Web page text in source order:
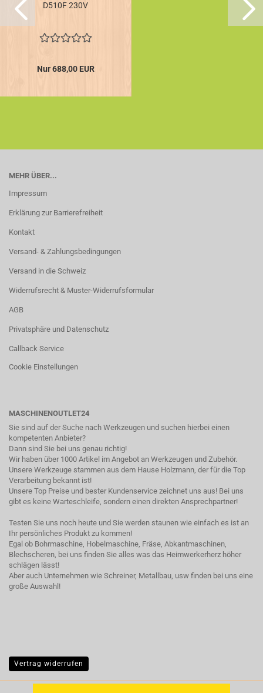
D510F 230V
Nur 688,00 EUR
MEHR ÜBER...
Impressum
Erklärung zur Barrierefreiheit
Kontakt
Versand- & Zahlungsbedingungen
Versand in die Schweiz
Widerrufsrecht & Muster-Widerrufsformular
AGB
Privatsphäre und Datenschutz
Callback Service
Cookie Einstellungen
MASCHINENOUTLET24
Sie sind auf der Suche nach Werkzeugen und suchen hierbei einen
kompetenten Anbieter?
Dann sind Sie bei uns genau richtig!
Wir haben über 1000 Artikel im Angebot an Werkzeugen und Zubehör.
Unsere Werkzeuge stammen aus dem Hause Holzmann, der für die Top
Verarbeitung bekannt ist!
Unsere Top Preise und bester Kundenservice zeichnet uns aus! Bei uns
gibt es keine Warteschleife, sondern einen direkten Ansprechpartner!
Testen Sie uns noch heute und Sie werden staunen wie einfach es ist an
Ihr persönliches Produkt zu kommen!
Egal ob Bohrmaschine, Hobelmaschine, Fräse, Abkantmaschinen,
Blechscheren, bei uns finden Sie alles was das Heimwerkerherz höher
schlägen lässt!
Aber auch Unternehmen wie Schreiner, Metallbau, usw finden bei uns eine
große Auswahl!
Vertrag widerrufen